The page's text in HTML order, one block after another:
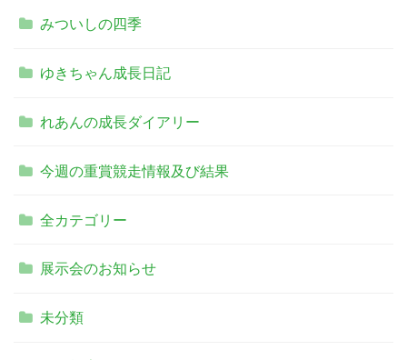
みついしの四季
ゆきちゃん成長日記
れあんの成長ダイアリー
今週の重賞競走情報及び結果
全カテゴリー
展示会のお知らせ
未分類